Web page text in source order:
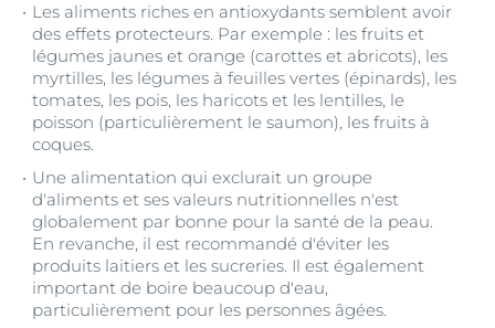
Les aliments riches en antioxydants semblent avoir
des effets protecteurs. Par exemple : les fruits et
légumes jaunes et orange (carottes et abricots), les
myrtilles, les légumes à feuilles vertes (épinards), les
tomates, les pois, les haricots et les lentilles, le
poisson (particulièrement le saumon), les fruits à
coques.
Une alimentation qui exclurait un groupe
d'aliments et ses valeurs nutritionnelles n'est
globalement par bonne pour la santé de la peau.
En revanche, il est recommandé d'éviter les
produits laitiers et les sucreries. Il est également
important de boire beaucoup d'eau,
particulièrement pour les personnes âgées.